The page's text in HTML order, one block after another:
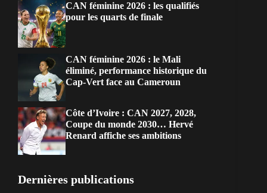
CAN féminine 2026 : les qualifiés
pour les quarts de finale
CAN féminine 2026 : le Mali
éliminé, performance historique du
Cap-Vert face au Cameroun
Côte d’Ivoire : CAN 2027, 2028,
Coupe du monde 2030… Hervé
Renard affiche ses ambitions
Dernières publications